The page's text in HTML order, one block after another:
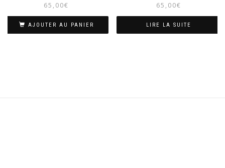
65,00€
AJOUTER AU PANIER
65,00€
LIRE LA SUITE